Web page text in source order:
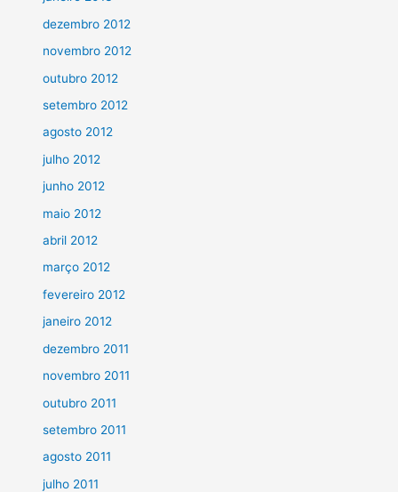
dezembro 2012
novembro 2012
outubro 2012
setembro 2012
agosto 2012
julho 2012
junho 2012
maio 2012
abril 2012
março 2012
fevereiro 2012
janeiro 2012
dezembro 2011
novembro 2011
outubro 2011
setembro 2011
agosto 2011
julho 2011